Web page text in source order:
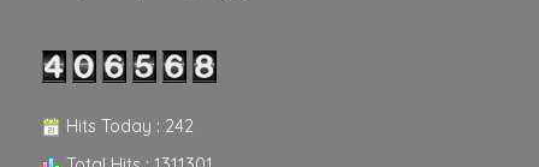
Hits Today : 242